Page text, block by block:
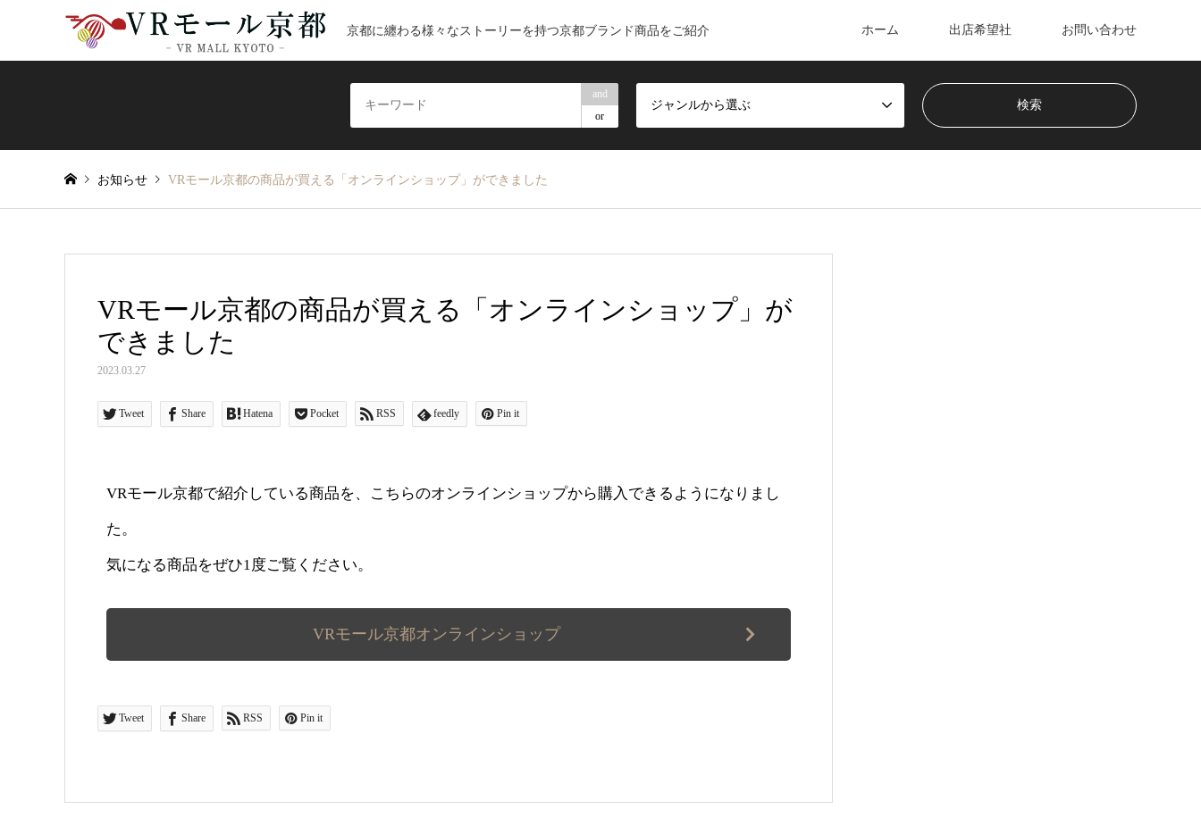
京都に纏わる様々なストーリーを持つ京都ブランド商品をご紹介 ホーム 出店希望社 お問い合わせ
and
or
ジャンルから選ぶ
お知らせ VRモール京都の商品が買える「オンラインショップ」ができました
VRモール京都の商品が買える「オンラインショップ」が
できました
2023.03.27
Tweet Share Hatena Pocket RSS feedly Pin it
VRモール京都で紹介している商品を、こちらのオンラインショップから購入できるようになりまし
た。
気になる商品をぜひ1度ご覧ください。
VRモール京都オンラインショップ
Tweet Share RSS Pin it